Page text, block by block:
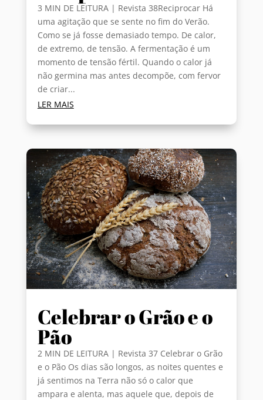
3 MIN DE LEITURA | Revista 38Reciprocar Há
uma agitação que se sente no fim do Verão.
Como se já fosse demasiado tempo. De calor,
de extremo, de tensão. A fermentação é um
momento de tensão fértil. Quando o calor já
não germina mas antes decompõe, com fervor
de criar...
LER MAIS
Celebrar o Grão e o
Pão
2 MIN DE LEITURA | Revista 37 Celebrar o Grão
e o Pão Os dias são longos, as noites quentes e
já sentimos na Terra não só o calor que
ampara e alenta, mas aquele que, depois de